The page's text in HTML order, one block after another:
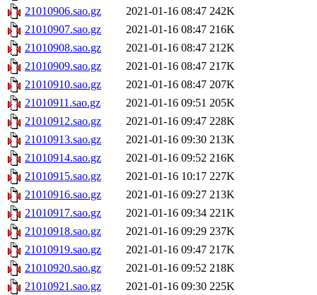
21010906.sao.gz
2021-01-16 08:47 242K
21010907.sao.gz
2021-01-16 08:47 216K
21010908.sao.gz
2021-01-16 08:47 212K
21010909.sao.gz
2021-01-16 08:47 217K
21010910.sao.gz
2021-01-16 08:47 207K
21010911.sao.gz
2021-01-16 09:51 205K
21010912.sao.gz
2021-01-16 09:47 228K
21010913.sao.gz
2021-01-16 09:30 213K
21010914.sao.gz
2021-01-16 09:52 216K
21010915.sao.gz
2021-01-16 10:17 227K
21010916.sao.gz
2021-01-16 09:27 213K
21010917.sao.gz
2021-01-16 09:34 221K
21010918.sao.gz
2021-01-16 09:29 237K
21010919.sao.gz
2021-01-16 09:47 217K
21010920.sao.gz
2021-01-16 09:52 218K
21010921.sao.gz
2021-01-16 09:30 225K